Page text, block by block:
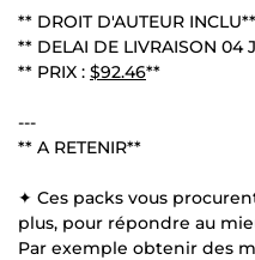
** DROIT D'AUTEUR INCLU**
** DELAI DE LIVRAISON 04
** PRIX : $92.46**
---
** A RETENIR**
✦ Ces packs vous
plus, pour répondre au
Par exemple obtenir des